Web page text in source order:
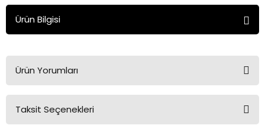
Ürün Bilgisi
Ürün Yorumları
Bu ürüne ilk yorumu siz yapın!
Taksit Seçenekleri